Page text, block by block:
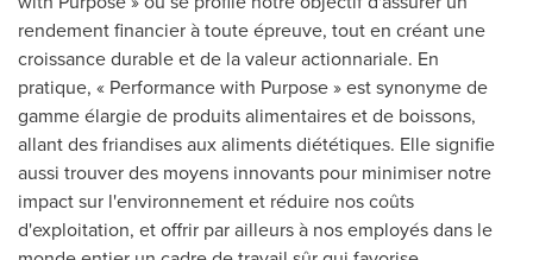
rendement financier à toute épreuve, tout en créant une
croissance durable et de la valeur actionnariale. En
pratique, « Performance with Purpose » est synonyme de
gamme élargie de produits alimentaires et de boissons,
allant des friandises aux aliments diététiques. Elle signifie
aussi trouver des moyens innovants pour minimiser notre
impact sur l'environnement et réduire nos coûts
d'exploitation, et offrir par ailleurs à nos employés dans le